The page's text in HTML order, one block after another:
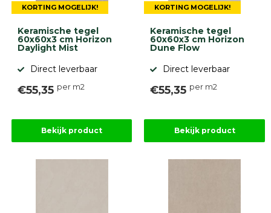
KORTING MOGELIJK!
Keramische tegel
60x60x3 cm Horizon
Daylight Mist
Direct leverbaar
€55,35 per m2
Bekijk product
KORTING MOGELIJK!
Keramische tegel
60x60x3 cm Horizon
Dune Flow
Direct leverbaar
€55,35 per m2
Bekijk product